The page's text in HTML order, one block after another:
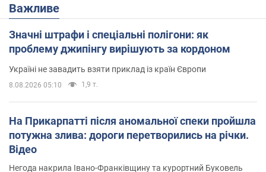
Важливе
Значні штрафи і спеціальні полігони: як
проблему джипінгу вирішують за кордоном
Україні не завадить взяти приклад із країн Європи
8.08.2026 05:10 1,9 т.
На Прикарпатті після аномальної спеки пройшла
потужна злива: дороги перетворились на річки.
Відео
Негода накрила Івано-Франківщину та курортний Буковель